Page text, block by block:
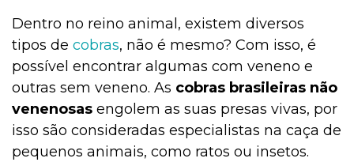
Dentro no reino animal, existem diversos
tipos de cobras, não é mesmo? Com isso, é
possível encontrar algumas com veneno e
outras sem veneno. As cobras brasileiras não
venenosas engolem as suas presas vivas, por
isso são consideradas especialistas na caça de
pequenos animais, como ratos ou insetos.